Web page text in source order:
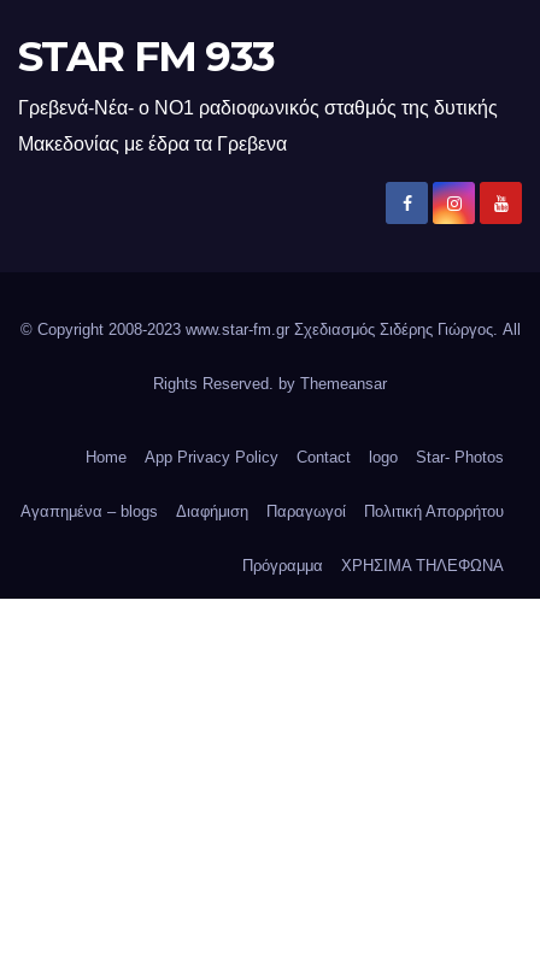
STAR FM 933
Γρεβενά-Νέα- ο ΝΟ1 ραδιοφωνικός σταθμός της δυτικής
Μακεδονίας με έδρα τα Γρεβενα
© Copyright 2008-2023 www.star-fm.gr Σχεδιασμός Σιδέρης Γιώργος. All
Rights Reserved. by Themeansar
Home App Privacy Policy Contact logo Star- Photos
Αγαπημένα – blogs Διαφήμιση Παραγωγοί Πολιτική Απορρήτου
Πρόγραμμα ΧΡΗΣΙΜΑ ΤΗΛΕΦΩΝΑ